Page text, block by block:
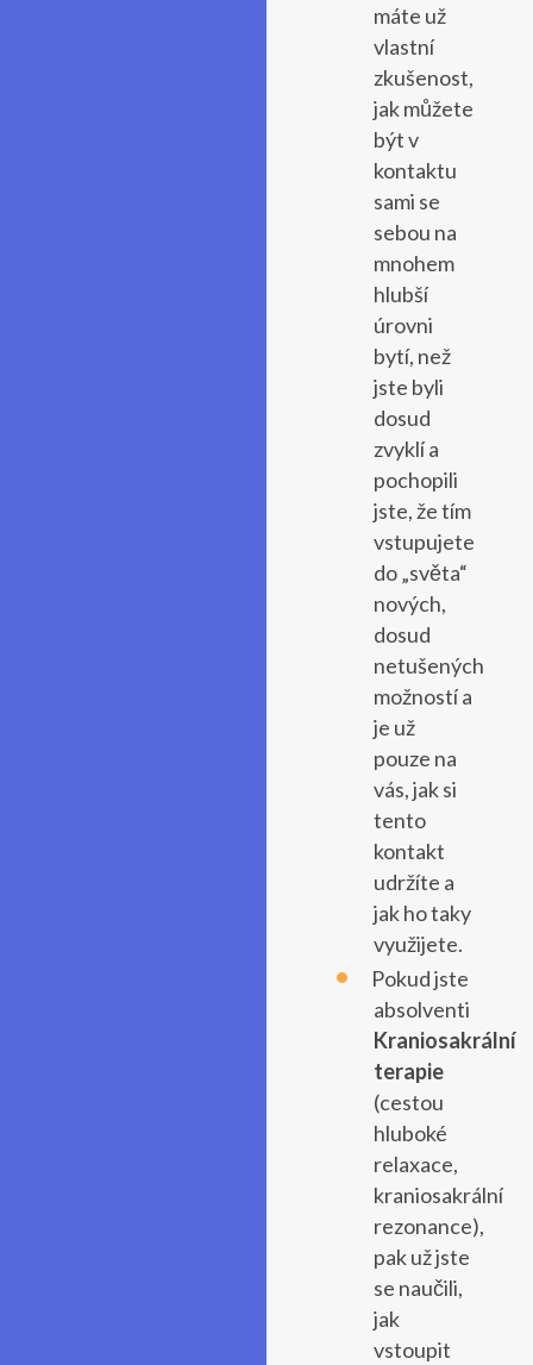
máte už
vlastní
zkušenost,
jak můžete
být v
kontaktu
sami se
sebou na
mnohem
hlubší
úrovni
bytí, než
jste byli
dosud
zvyklí a
pochopili
jste, že tím
vstupujete
do „světa“
nových,
dosud
netušených
možností a
je už
pouze na
vás, jak si
tento
kontakt
udržíte a
jak ho taky
využijete.
Pokud jste
absolventi
Kraniosakrální
terapie
(cestou
hluboké
relaxace,
kraniosakrální
rezonance),
pak už jste
se naučili,
jak
vstoupit